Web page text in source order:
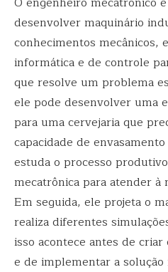
desenvolver maquinário
conhecimentos mecânicos,
informática e de controle
que resolve um problema
ele pode desenvolver uma
para uma cervejaria que
capacidade de
estuda o processo
mecatrônica para atender à
Em seguida, ele projeta o
realiza diferentes
isso acontece antes de
e de implementar a solução